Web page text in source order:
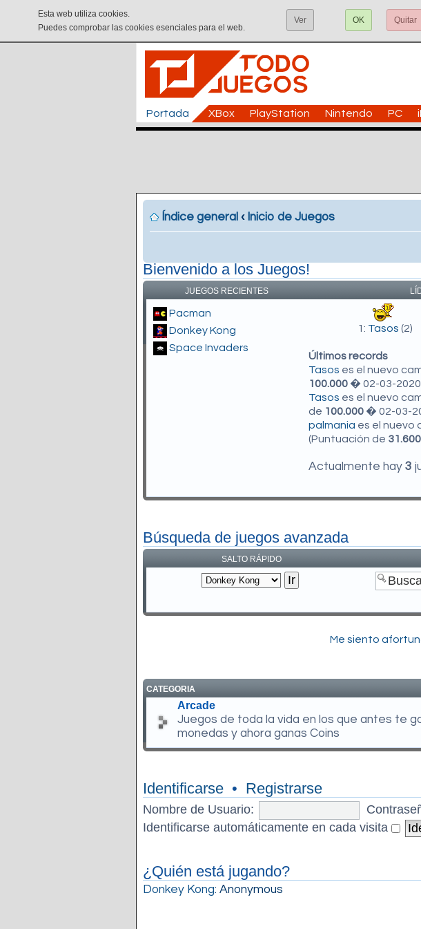
Esta web utiliza cookies.
Puedes comprobar las cookies esenciales para el web.
Ver OK Quitar
Portada XBox PlayStation Nintendo PC
Índice general ‹ Inicio de Juegos
Bienvenido a los Juegos!
JUEGOS RECIENTES
Pacman
Donkey Kong
Space Invaders
1: Tasos (2)
Últimos records
Tasos es el nuevo
100.000 � 02-03-2020
Tasos es el nuevo
de 100.000 � 02-03-
palmania es el nuevo
(Puntuación de 31.600
Actualmente hay 3
Búsqueda de juegos avanzada
SALTO RÁPIDO
Me siento
CATEGORIA
Arcade
Juegos de toda la vida en los que antes te
monedas y ahora ganas Coins
Identificarse • Registrarse
Nombre de Usuario:
Identificarse automáticamente en cada visita
¿Quién está jugando?
Donkey Kong: Anonymous